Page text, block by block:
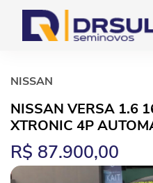
NISSAN
NISSAN VERSA 1.6
XTRONIC 4P
R$ 87.900,00